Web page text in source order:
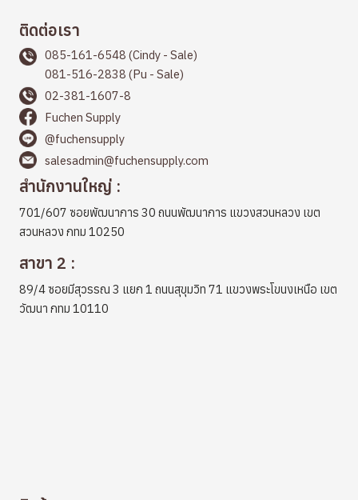
ติดต่อเรา
085-161-6548 (Cindy - Sale)
081-516-2838 (Pu - Sale)
02-381-1607-8
Fuchen Supply
@fuchensupply
salesadmin@fuchensupply.com
สำนักงานใหญ่ :
701/607 ซอยพัฒนาการ 30 ถนนพัฒนาการ แขวงสวนหลวง เขต
สวนหลวง กทม 10250
สาขา 2 :
89/4 ซอยมีสุวรรณ 3 แยก 1 ถนนสุขุมวิท 71 แขวงพระโขนงเหนือ เขต
วัฒนา กทม 10110